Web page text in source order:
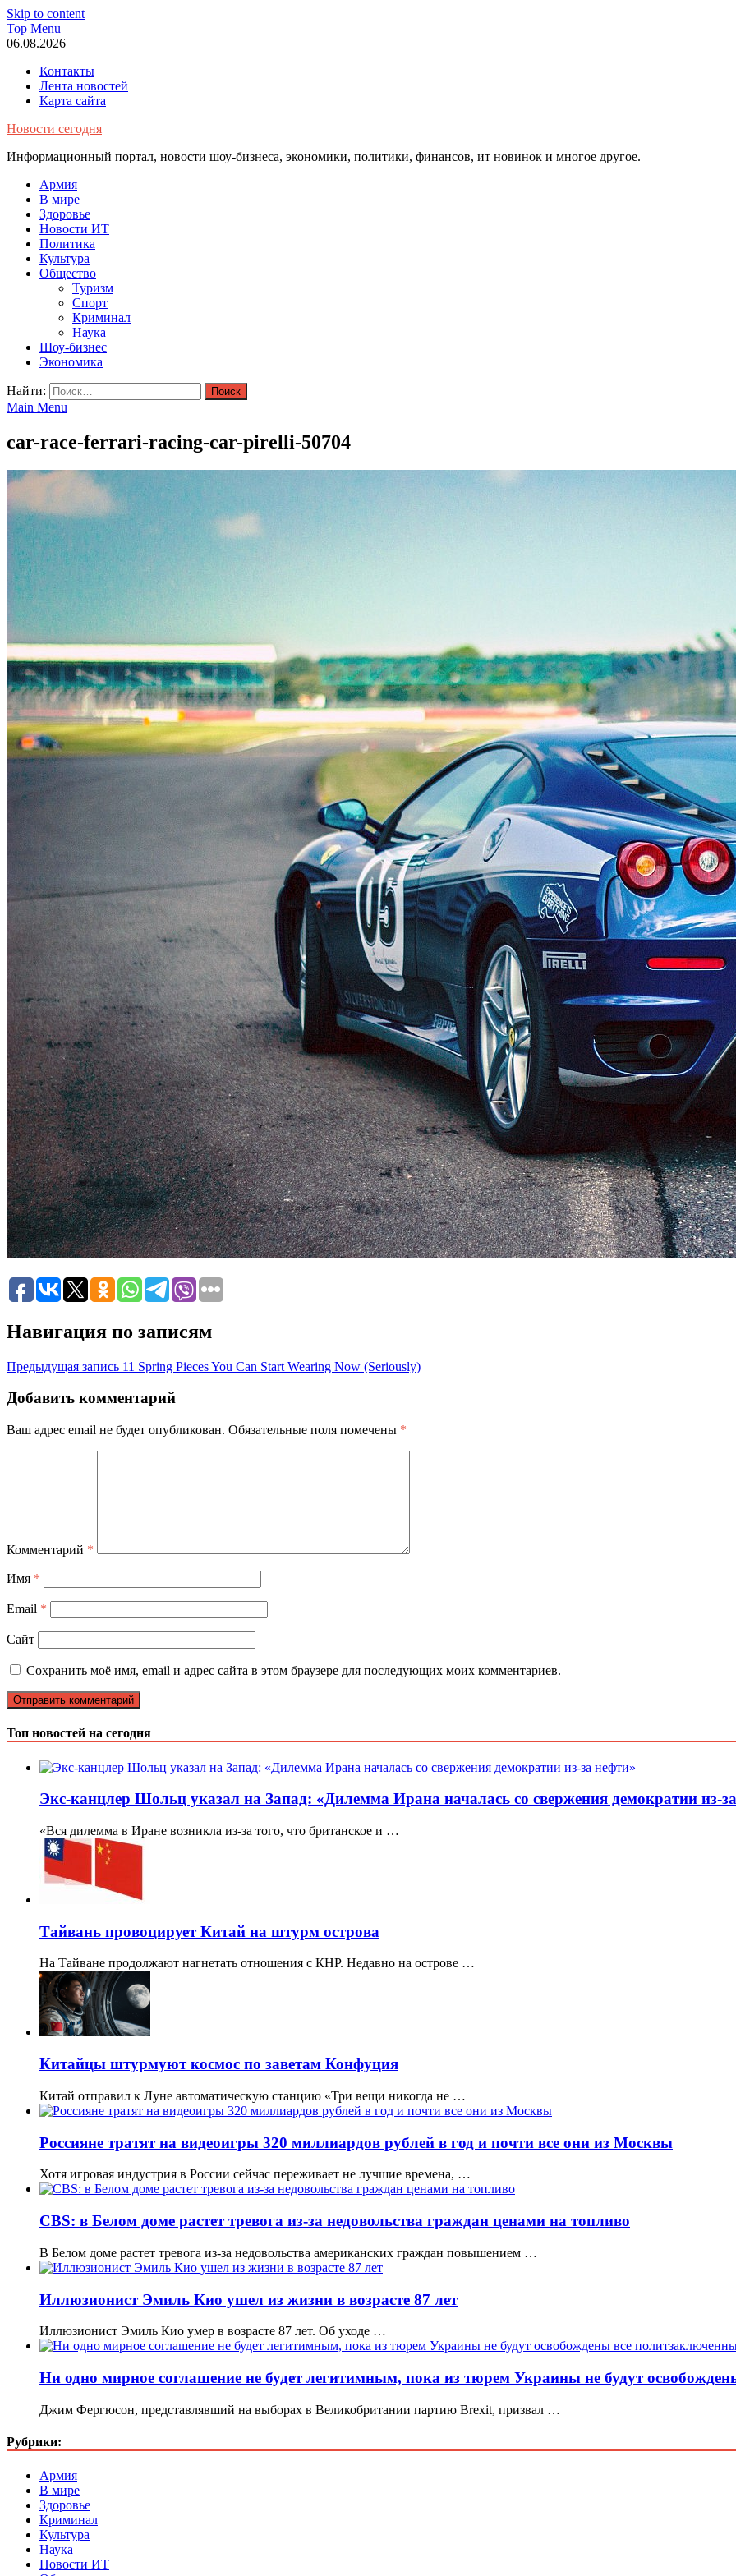
Skip to content
Top Menu
06.08.2026
Контакты
Лента новостей
Карта сайта
Новости сегодня
Информационный портал, новости шоу-бизнеса, экономики, политики, финансов, ит новинок и многое другое.
Армия
В мире
Здоровье
Новости ИТ
Политика
Культура
Общество
Туризм
Спорт
Криминал
Наука
Шоу-бизнес
Экономика
Найти:
Main Menu
car-race-ferrari-racing-car-pirelli-50704
Навигация по записям
Предыдущая запись 11 Spring Pieces You Can Start Wearing Now (Seriously)
Добавить комментарий
Ваш адрес email не будет опубликован. Обязательные поля помечены *
Комментарий *
Имя *
Email *
Сайт
Сохранить моё имя, email и адрес сайта в этом браузере для последующих моих комментариев.
Топ новостей на сегодня
Экс-канцлер Шольц указал на Запад: «Дилемма Ирана началась со свержения демократии из-
«Вся дилемма в Иране возникла из-за того, что британское и …
Тайвань провоцирует Китай на штурм острова
На Тайване продолжают нагнетать отношения с КНР. Недавно на острове …
Китайцы штурмуют космос по заветам Конфуция
Китай отправил к Луне автоматическую станцию «Три вещи никогда не …
Россияне тратят на видеоигры 320 миллиардов рублей в год и почти все они из Москвы
Хотя игровая индустрия в России сейчас переживает не лучшие времена, …
CBS: в Белом доме растет тревога из-за недовольства граждан ценами на топливо
В Белом доме растет тревога из-за недовольства американских граждан повышением …
Иллюзионист Эмиль Кио ушел из жизни в возрасте 87 лет
Иллюзионист Эмиль Кио умер в возрасте 87 лет. Об уходе …
Ни одно мирное соглашение не будет легитимным, пока из тюрем Украины не будут
Джим Фергюсон, представлявший на выборах в Великобритании партию Brexit, призвал …
Рубрики:
Армия
В мире
Здоровье
Криминал
Культура
Наука
Новости ИТ